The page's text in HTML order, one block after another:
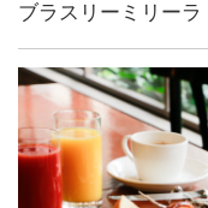
ブラスリーミリー